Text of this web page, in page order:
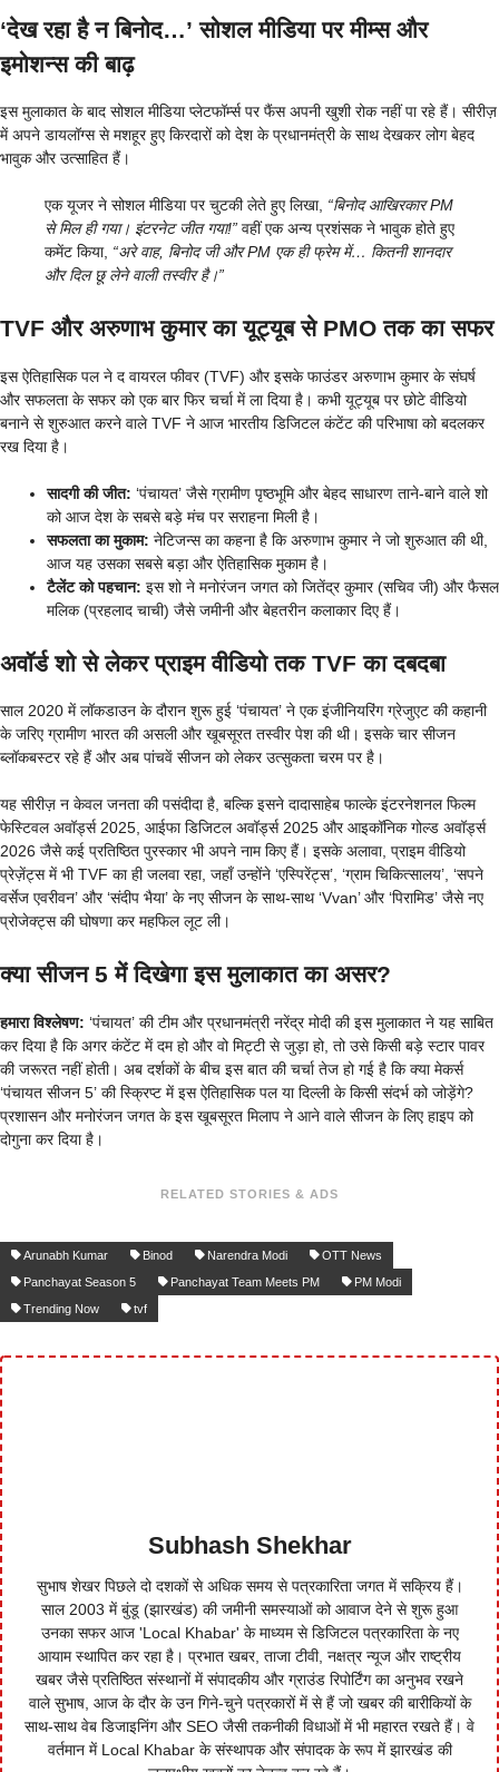
‘देख रहा है न बिनोद…’ सोशल मीडिया पर मीम्स और
इमोशन्स की बाढ़
इस मुलाकात के बाद सोशल मीडिया प्लेटफॉर्म्स पर फैंस अपनी खुशी रोक नहीं पा रहे हैं। सीरीज़
में अपने डायलॉग्स से मशहूर हुए किरदारों को देश के प्रधानमंत्री के साथ देखकर लोग बेहद
भावुक और उत्साहित हैं।
एक यूजर ने सोशल मीडिया पर चुटकी लेते हुए लिखा, “बिनोद आखिरकार PM
से मिल ही गया। इंटरनेट जीत गया!” वहीं एक अन्य प्रशंसक ने भावुक होते हुए
कमेंट किया, “अरे वाह, बिनोद जी और PM एक ही फ्रेम में… कितनी शानदार
और दिल छू लेने वाली तस्वीर है।”
TVF और अरुणाभ कुमार का यूट्यूब से PMO तक का सफर
इस ऐतिहासिक पल ने द वायरल फीवर (TVF) और इसके फाउंडर अरुणाभ कुमार के संघर्ष
और सफलता के सफर को एक बार फिर चर्चा में ला दिया है। कभी यूट्यूब पर छोटे वीडियो
बनाने से शुरुआत करने वाले TVF ने आज भारतीय डिजिटल कंटेंट की परिभाषा को बदलकर
रख दिया है।
सादगी की जीत: ‘पंचायत’ जैसे ग्रामीण पृष्ठभूमि और बेहद साधारण ताने-बाने वाले शो
को आज देश के सबसे बड़े मंच पर सराहना मिली है।
सफलता का मुकाम: नेटिजन्स का कहना है कि अरुणाभ कुमार ने जो शुरुआत की थी,
आज यह उसका सबसे बड़ा और ऐतिहासिक मुकाम है।
टैलेंट को पहचान: इस शो ने मनोरंजन जगत को जितेंद्र कुमार (सचिव जी) और फैसल
मलिक (प्रहलाद चाची) जैसे जमीनी और बेहतरीन कलाकार दिए हैं।
अवॉर्ड शो से लेकर प्राइम वीडियो तक TVF का दबदबा
साल 2020 में लॉकडाउन के दौरान शुरू हुई ‘पंचायत’ ने एक इंजीनियरिंग ग्रेजुएट की कहानी
के जरिए ग्रामीण भारत की असली और खूबसूरत तस्वीर पेश की थी। इसके चार सीजन
ब्लॉकबस्टर रहे हैं और अब पांचवें सीजन को लेकर उत्सुकता चरम पर है।
यह सीरीज़ न केवल जनता की पसंदीदा है, बल्कि इसने दादासाहेब फाल्के इंटरनेशनल फिल्म
फेस्टिवल अवॉर्ड्स 2025, आईफा डिजिटल अवॉर्ड्स 2025 और आइकॉनिक गोल्ड अवॉर्ड्स
2026 जैसे कई प्रतिष्ठित पुरस्कार भी अपने नाम किए हैं। इसके अलावा, प्राइम वीडियो
प्रेज़ेंट्स में भी TVF का ही जलवा रहा, जहाँ उन्होंने ‘एस्पिरेंट्स’, ‘ग्राम चिकित्सालय’, ‘सपने
वर्सेज एवरीवन’ और ‘संदीप भैया’ के नए सीजन के साथ-साथ ‘Vvan’ और ‘पिरामिड’ जैसे नए
प्रोजेक्ट्स की घोषणा कर महफिल लूट ली।
क्या सीजन 5 में दिखेगा इस मुलाकात का असर?
हमारा विश्लेषण: ‘पंचायत’ की टीम और प्रधानमंत्री नरेंद्र मोदी की इस मुलाकात ने यह साबित
कर दिया है कि अगर कंटेंट में दम हो और वो मिट्टी से जुड़ा हो, तो उसे किसी बड़े स्टार पावर
की जरूरत नहीं होती। अब दर्शकों के बीच इस बात की चर्चा तेज हो गई है कि क्या मेकर्स
‘पंचायत सीजन 5’ की स्क्रिप्ट में इस ऐतिहासिक पल या दिल्ली के किसी संदर्भ को जोड़ेंगे?
प्रशासन और मनोरंजन जगत के इस खूबसूरत मिलाप ने आने वाले सीजन के लिए हाइप को
दोगुना कर दिया है।
RELATED STORIES & ADS
Arunabh Kumar Binod Narendra Modi
OTT News
Panchayat Season 5
Panchayat Team Meets PM
PM Modi
Trending Now
tvf
Subhash Shekhar
सुभाष शेखर पिछले दो दशकों से अधिक समय से पत्रकारिता जगत में सक्रिय हैं।
साल 2003 में बुंडू (झारखंड) की जमीनी समस्याओं को आवाज देने से शुरू हुआ
उनका सफर आज 'Local Khabar' के माध्यम से डिजिटल पत्रकारिता के नए
आयाम स्थापित कर रहा है। प्रभात खबर, ताजा टीवी, नक्षत्र न्यूज और राष्ट्रीय
खबर जैसे प्रतिष्ठित संस्थानों में संपादकीय और ग्राउंड रिपोर्टिंग का अनुभव रखने
वाले सुभाष, आज के दौर के उन गिने-चुने पत्रकारों में से हैं जो खबर की बारीकियों के
साथ-साथ वेब डिजाइनिंग और SEO जैसी तकनीकी विधाओं में भी महारत रखते हैं। वे
वर्तमान में Local Khabar के संस्थापक और संपादक के रूप में झारखंड की